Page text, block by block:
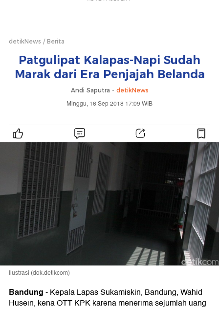
detikNews Berita
Patgulipat Kalapas-Napi Sudah
Marak dari Era Penjajah Belanda
Andi Saputra - detikNews
Minggu, 16 Sep 2018 17:09 WIB
Ilustrasi (dok.detikcom)
Bandung-Kepala Lapas Sukamiskin, Bandung, Wahid
Husein, kena OTT KPK karena menerima sejumlah uang